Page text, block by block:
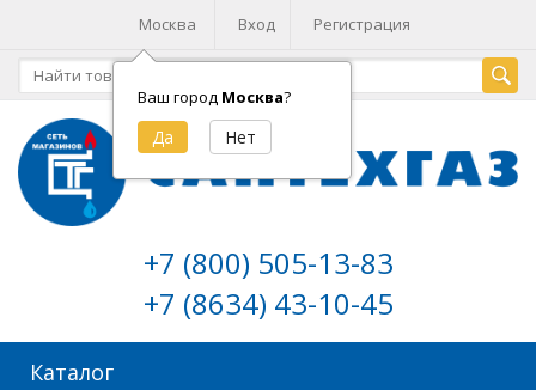
Москва
Ваш город Москва?
Вход Регистрация
+7 (800) 505-13-83
+7 (8634) 43-10-45
Каталог